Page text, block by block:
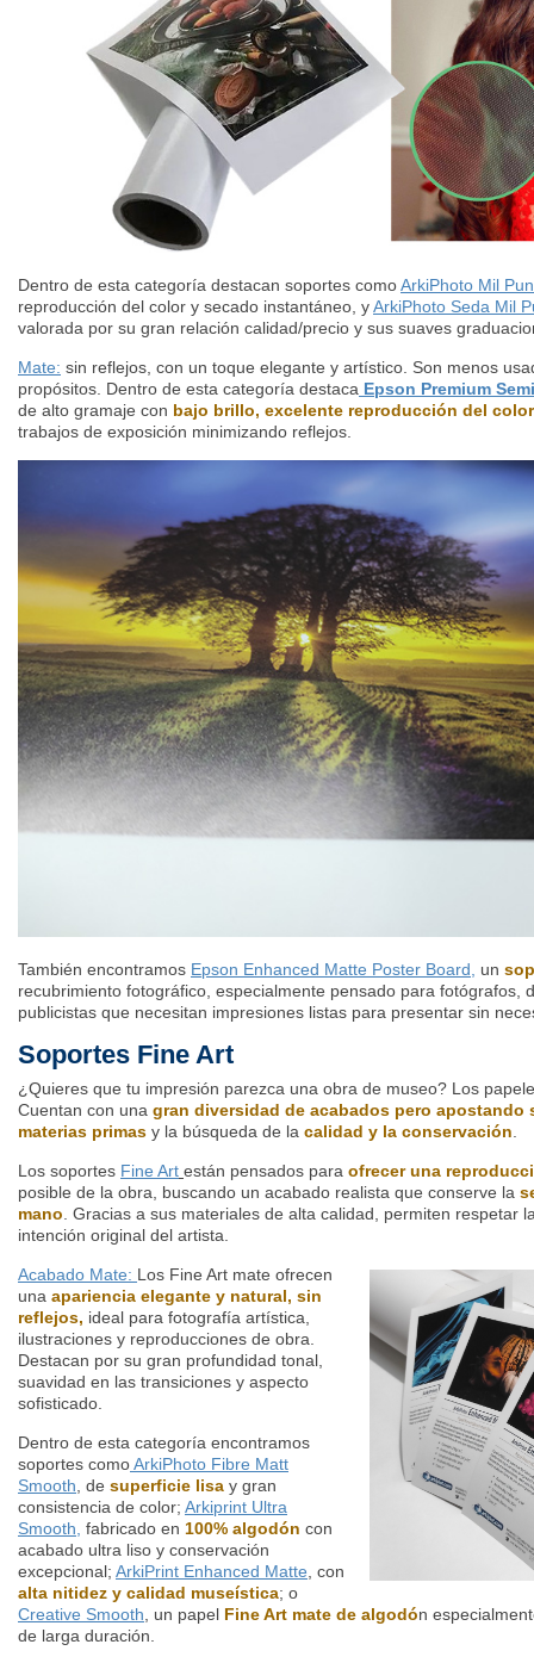
Dentro de esta categoría destacan soportes comoArkiPhoto Mil
reproducción del color y secado instantáneo, yArkiPhoto Seda Mil
valorada por su gran relación calidad/precio y sus suaves
Mate: sin reflejos, con un toque elegante y artístico. Son menos
propósitos. Dentro de esta categoría destaca Epson Premium
de alto gramaje con bajo brillo, excelente reproducción del color
trabajos de exposición minimizando reflejos.
También encontramos Epson Enhanced Matte Poster Board, un
recubrimiento fotográfico, especialmente pensado para fotógrafos,
publicistas que necesitan impresiones listas para presentar sin
Soportes Fine Art
¿Quieres que tu impresión parezca una obra de museo? Los
Cuentan con una gran diversidad de acabados pero apostando
materias primas y la búsqueda de la calidad y la conservación
Los soportes Fine Art están pensados para ofrecer una
posible de la obra, buscando un acabado realista que conserve la
mano . Gracias a sus materiales de alta calidad, permiten respetar
intención original del artista.
Acabado Mate: Los Fine Art mate ofrecen
una apariencia elegante y natural, sin
reflejos, ideal para fotografía artística,
ilustraciones y reproducciones de obra.
Destacan por su gran profundidad tonal,
suavidad en las transiciones y aspecto
sofisticado.
Dentro de esta categoría encontramos
soportes comoArkiPhoto Fibre Matt
Smooth , de superficie lisa y gran
consistencia de color; Arkiprint Ultra
Smooth, fabricado en 100% algodón con
acabado ultra liso y conservación
excepcional; ArkiPrint Enhanced Matte con
alta nitidez y calidad museística; o
Creative Smooth
un papel Fine Art mate de algodón
de larga duración.